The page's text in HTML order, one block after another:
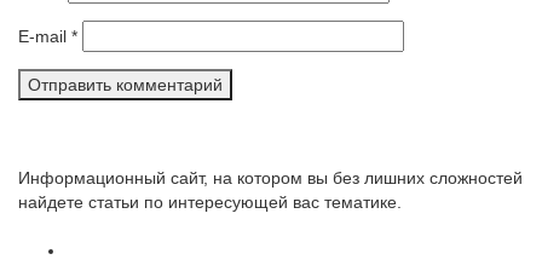
E-mail *
Информационный сайт, на котором вы без лишних сложностей
найдете статьи по интересующей вас тематике.